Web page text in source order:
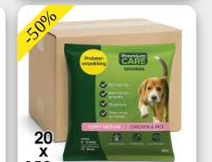
-50%